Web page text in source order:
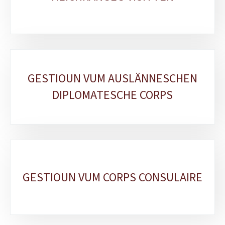
GESTIOUN VUM AUSLÄNNESCHEN
DIPLOMATESCHE CORPS
GESTIOUN VUM CORPS CONSULAIRE